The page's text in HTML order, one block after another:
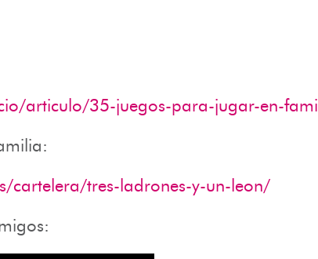
articulo/35-juegos-para-jugar-en-
cartelera/tres-ladrones-y-un-leon/